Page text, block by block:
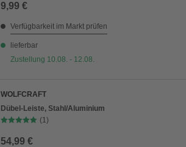
9,99 €
Verfügbarkeit im Markt prüfen
lieferbar
Zustellung 10.08. - 12.08.
WOLFCRAFT
Dübel-Leiste, Stahl/Aluminium
(1)
54,99 €